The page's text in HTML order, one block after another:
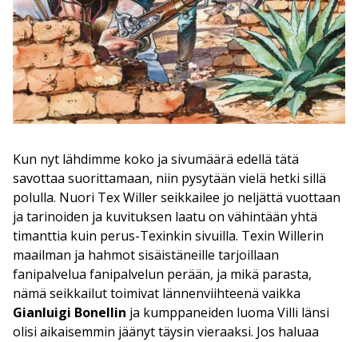
Kun nyt lähdimme koko ja sivumäärä edellä tätä
savottaa suorittamaan, niin pysytään vielä hetki sillä
polulla. Nuori Tex Willer seikkailee jo neljättä vuottaan
ja tarinoiden ja kuvituksen laatu on vähintään yhtä
timanttia kuin perus-Texinkin sivuilla. Texin Willerin
maailman ja hahmot sisäistäneille tarjoillaan
fanipalvelua fanipalvelun perään, ja mikä parasta,
nämä seikkailut toimivat lännenviihteenä vaikka
Gianluigi Bonellin ja kumppaneiden luoma Villi länsi
olisi aikaisemmin jäänyt täysin vieraaksi. Jos haluaa